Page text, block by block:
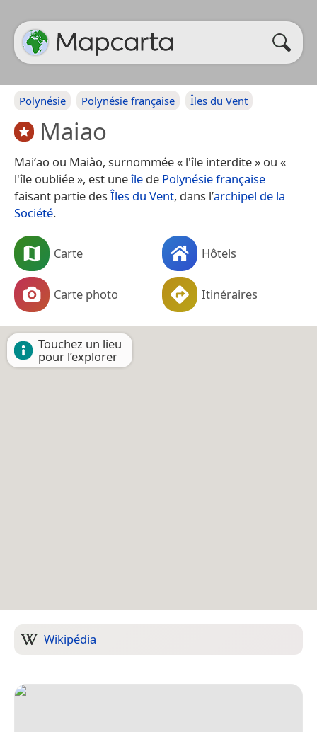
Polynésie Polynésie française Îles du Vent
Maiao
Maiʻao ou Maiào, surnommée « l'île interdite » ou «
l'île oubliée », est uneîle de Polynésie française
faisant partie des Îles du Vent, dans l’archipel de la
Société.
Carte Hôtels
Carte photo Itinéraires
Touchez un lieu
pour l’explorer
Wikipédia